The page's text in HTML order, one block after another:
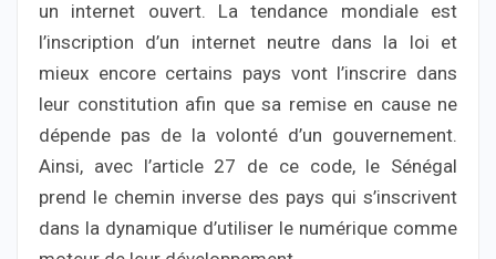
un internet ouvert. La tendance mondiale est
l’inscription d’un internet neutre dans la loi et
mieux encore certains pays vont l’inscrire dans
leur constitution afin que sa remise en cause ne
dépende pas de la volonté d’un gouvernement.
Ainsi, avec l’article 27 de ce code, le Sénégal
prend le chemin inverse des pays qui s’inscrivent
dans la dynamique d’utiliser le numérique comme